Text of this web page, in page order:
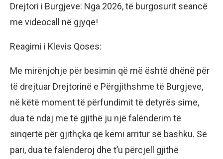
Drejtori i Burgjeve: Nga 2026, të burgosurit seancë
me videocall në gjyqe!
Reagimi i Klevis Qoses:
Me mirënjohje për besimin që më është dhënë për
të drejtuar Drejtorinë e Përgjithshme të Burgjeve,
në këtë moment të përfundimit të detyrës sime,
dua të ndaj me të gjithë ju një falënderim të
sinqertë për gjithçka që kemi arritur së bashku. Së
pari, dua të falënderoj dhe t’u përcjell gjithë